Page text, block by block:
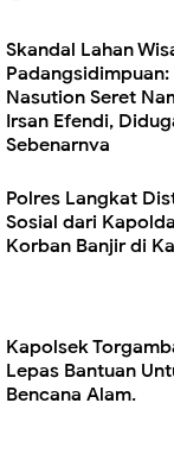
Skandal Lahan
Nasution Seret
Irsan Efendi,
Sebenarnya
Polres Langkat
Sosial dari
Korban Banjir di
Kapolsek
Lepas Bantuan
Bencana Alam.